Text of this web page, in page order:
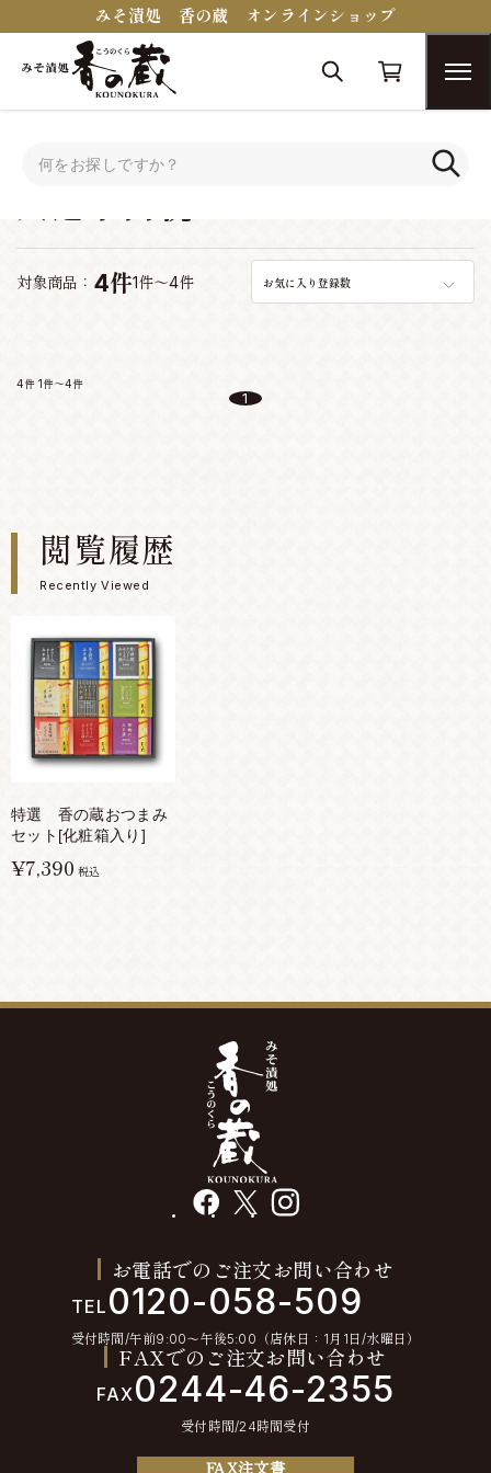
みそ漬処 香の蔵 オンラインショップ
対象商品： 4件1件～4件 お気に入り登録数
4件 1件～4件
1
閲覧履歴
Recently Viewed
特選 香の蔵おつまみ
セット[化粧箱入り]
¥7,390 税込
facebook instagram
お電話でのご注文お問い合わせ
TEL 0120-058-509
受付時間/午前9:00〜午後5:00（店休日：1月1日/水曜日）
FAXでのご注文お問い合わせ
FAX0244-46-2355
受付時間/24時間受付
FAX注文書